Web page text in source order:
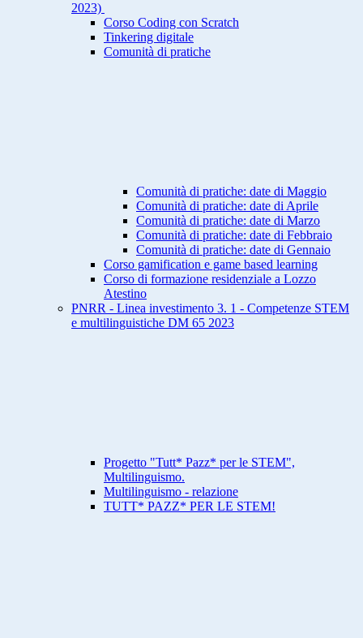
2023)
Corso Coding con Scratch
Tinkering digitale
Comunità di pratiche
Comunità di pratiche: date di Maggio
Comunità di pratiche: date di Aprile
Comunità di pratiche: date di Marzo
Comunità di pratiche: date di Febbraio
Comunità di pratiche: date di Gennaio
Corso gamification e game based learning
Corso di formazione residenziale a Lozzo
Atestino
PNRR - Linea investimento 3. 1 - Competenze STEM
e multilinguistiche DM 65 2023
Progetto "Tutt* Pazz* per le STEM",
Multilinguismo.
Multilinguismo - relazione
TUTT* PAZZ* PER LE STEM!